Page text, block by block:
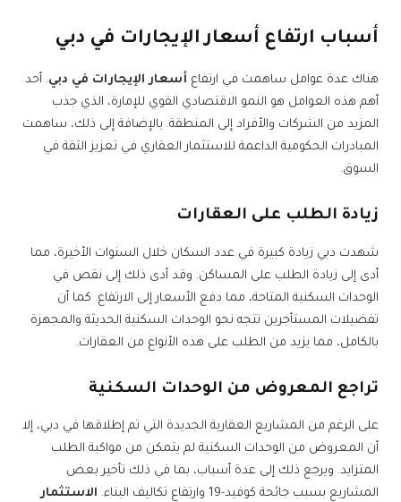
أسباب ارتفاع أسعار الإيجارات في دبي
هناك عدة عوامل ساهمت في ارتفاع أسعار الإيجارات في دبي. أحد
أهم هذه العوامل هو النمو الاقتصادي القوي للإمارة، الذي جذب
المزيد من الشركات والأفراد إلى المنطقة. بالإضافة إلى ذلك، ساهمت
المبادرات الحكومية الداعمة للاستثمار العقاري في تعزيز الثقة في
السوق.
زيادة الطلب على العقارات
شهدت دبي زيادة كبيرة في عدد السكان خلال السنوات الأخيرة، مما
أدى إلى زيادة الطلب على المساكن. وقد أدى ذلك إلى نقص في
الوحدات السكنية المتاحة، مما دفع الأسعار إلى الارتفاع. كما أن
تفضيلات المستأجرين تتجه نحو الوحدات السكنية الحديثة والمجهزة
بالكامل، مما يزيد من الطلب على هذه الأنواع من العقارات.
تراجع المعروض من الوحدات السكنية
على الرغم من المشاريع العقارية الجديدة التي تم إطلاقها في دبي، إلا
أن المعروض من الوحدات السكنية لم يتمكن من مواكبة الطلب
المتزايد. ويرجع ذلك إلى عدة أسباب، بما في ذلك تأخير بعض
المشاريع بسبب جائحة كوفيد-19 وارتفاع تكاليف البناء.
الاستثمار